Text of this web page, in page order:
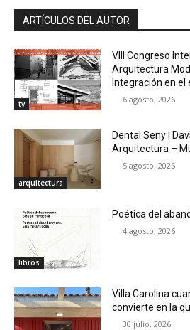
ARTÍCULOS DEL AUTOR
tv
VIII Congreso
Arquitectura
Integración en el
6 agosto, 2026
arquitectura
Dental Seny |
Arquitectura –
5 agosto, 2026
libros
Poética del
4 agosto, 2026
Villa Carolina
convierte en la
30 julio, 2026